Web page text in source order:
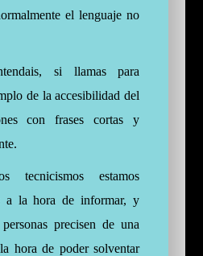
el lenguaje no
si llamas para
de la accesibilidad del
con frases cortas y
tecnicismos estamos
a la hora de informar, y
precisen de una
hora de poder solventar